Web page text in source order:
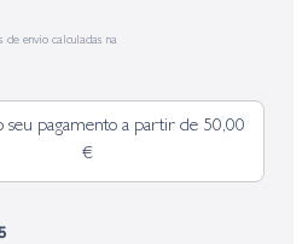
de envio calculadas na
seu pagamento a partir de 50,00
€